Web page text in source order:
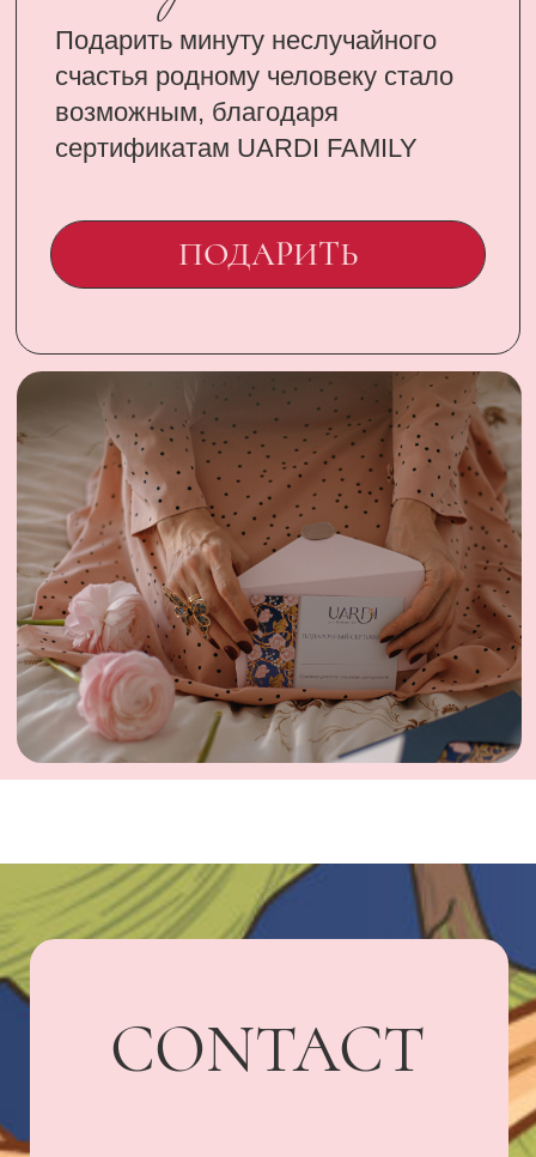
CONTACT
UARDI HOME
Бородинская, 15
+7 918 836-55-
15